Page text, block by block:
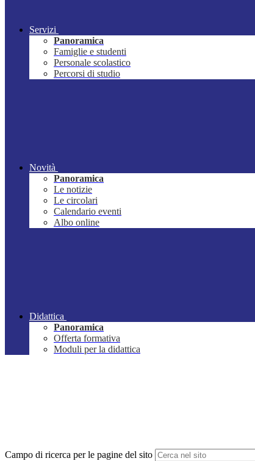
Servizi
Panoramica
Famiglie e studenti
Personale scolastico
Percorsi di studio
Novità
Panoramica
Le notizie
Le circolari
Calendario eventi
Albo online
Didattica
Panoramica
Offerta formativa
Moduli per la didattica
Campo di ricerca per le pagine del sito